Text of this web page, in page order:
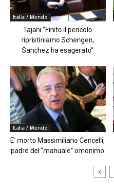
Italia / Mondo
Tajani “Finito il pericolo
ripristiniamo Schengen,
Sanchez ha esagerato”
Italia / Mondo
E’ morto Massimiliano Cencelli,
padre del “manuale” omonimo